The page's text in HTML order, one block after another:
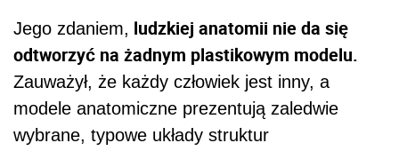
Jego zdaniem, ludzkiej anatomii nie da się
odtworzyć na żadnym plastikowym modelu.
Zauważył, że każdy człowiek jest inny, a
modele anatomiczne prezentują zaledwie
wybrane, typowe układy struktur